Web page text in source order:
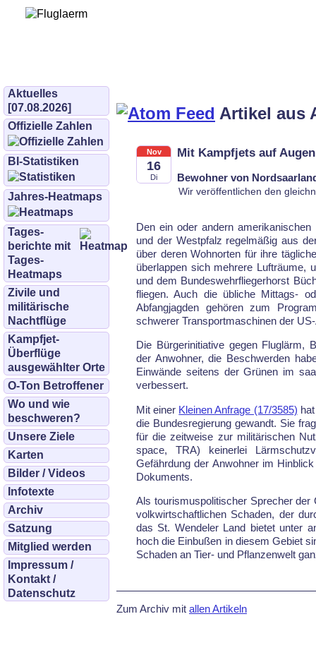
Aktuelles
[07.08.2026]
Offizielle Zahlen
BI-Statistiken
Jahres-Heatmaps
Tages­
berichte mit
Tages-
Heatmaps
Zivile und
militärische
Nachtflüge
Kampfjet-
Überflüge
ausgewählter Orte
O-Ton Betroffener
Wo und wie
beschweren?
Unsere Ziele
Karten
Bilder / Videos
Infotexte
Archiv
Satzung
Mitglied werden
Impressum /
Kontakt /
Datenschutz
Artikel aus
Nov
16
Di
Mit Kampfjets auf
Bewohner von
Wir veröffentlichen den
Den ein oder andern
und der Westpfalz regelmäßig aus
über de­ren Wohnorten für ihre
über­lap­pen sich mehrere Lufträume,
und dem Bun­des­wehr­flie­ger­horst
fliegen. Auch die übliche Mit­tags-
Abfangjagden gehören zum
schwerer Trans­port­ma­schi­nen der
Die Bürgerinitiative gegen Fluglärm,
der Anwohner, die Beschwerden
Einwände seitens der Grünen im
verbessert.
Mit einer Kleinen Anfrage (17/3585)
die Bundesregierung gewandt. Sie
für die zeitweise zur militärischen
space, TRA) keinerlei
Gefährdung der Anwohner im
Dokuments.
Als tourismuspolitischer Sprecher
volkwirtschaftlichen Schaden, der
das St. Wendeler Land bie­tet unter
hoch die Einbußen in diesem Gebiet
Schaden an Tier- und Pflanzenwelt
Zum Archiv mit allen Artikeln